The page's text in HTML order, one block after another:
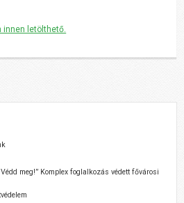
innen letölthető.
meg!” Komplex foglalkozás védett fővárosi